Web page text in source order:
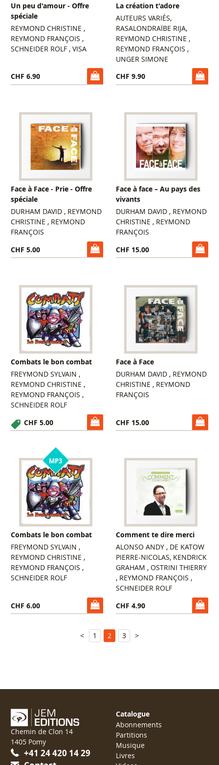
Un peu d'amour - Offre
spéciale
REYMOND CHRISTINE ,
REYMOND FRANÇOIS ,
SCHNEIDER ROLF , VISA
CHF 6.90
La création t'adore
AUTEURS VARIÉS,
RASALONDRAÏBE RIJA,
REYMOND CHRISTINE ,
REYMOND FRANÇOIS ,
UNGER SIMONE
CHF 9.90
Face à Face - Prie - Offre
spéciale
DURHAM DAVID , REYMOND
CHRISTINE , REYMOND
FRANÇOIS
CHF 5.00
Face à face – Au pays des
vivants
DURHAM DAVID , REYMOND
CHRISTINE , REYMOND
FRANÇOIS
CHF 15.00
Combats le bon combat
FREYMOND SYLVAIN ,
REYMOND CHRISTINE ,
REYMOND FRANÇOIS ,
SCHNEIDER ROLF
CHF 5.00
Face à Face
DURHAM DAVID , REYMOND
CHRISTINE , REYMOND
FRANÇOIS
CHF 15.00
MP3
Combats le bon combat
FREYMOND SYLVAIN ,
REYMOND CHRISTINE ,
REYMOND FRANÇOIS ,
SCHNEIDER ROLF
CHF 6.00
Comment te dire merci
ALONSO ANDY , DE KATOW
PIERRE-NICOLAS, KENDRICK
GRAHAM , OSTRINI THIERRY
, REYMOND FRANÇOIS ,
SCHNEIDER ROLF
CHF 4.90
< 1 2 3 >
Chemin de Clon 14
1405 Pomy
+41 24 420 14 29
Catalogue
Abonnements
Partitions
Musique
Livres